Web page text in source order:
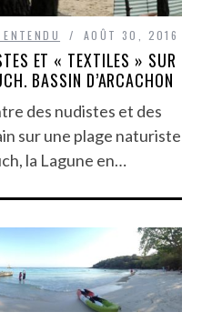
AOÛT 30, 2016
ET « TEXTILES » SUR
BASSIN D’ARCACHON
des nudistes et des
sur une plage naturiste
la Lagune en…